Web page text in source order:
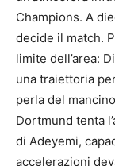
Champions. A
decide il match.
limite dell’area:
una traiettoria
perla del
Dortmund tenta
di Adeyemi,
accelerazioni